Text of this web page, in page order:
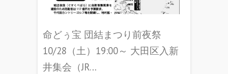
命どぅ宝 団結まつり前夜祭
10/28（土）19:00～ 大田区入新
井集会（JR…